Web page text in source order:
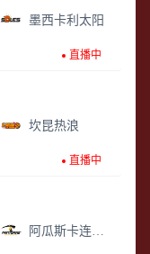
墨西卡利太阳
直播中
坎昆热浪
直播中